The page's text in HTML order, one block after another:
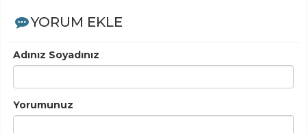
YORUM EKLE
Adınız Soyadınız
Yorumunuz